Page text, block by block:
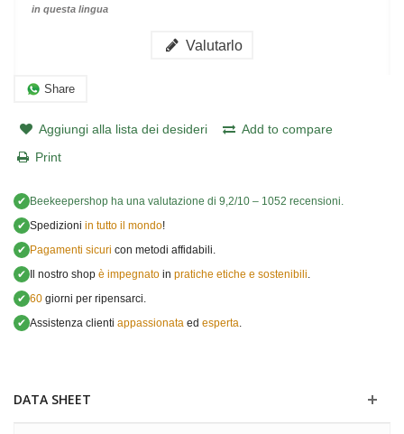
in questa lingua
Valutarlo
Share
Aggiungi alla lista dei desideri
Add to compare
Print
✔ Beekeepershop ha una valutazione di 9,2/10 – 1052 recensioni.
✔ Spedizioni in tutto il mondo!
✔ Pagamenti sicuri con metodi affidabili.
✔
Il nostro shop è impegnato in pratiche etiche e sostenibili.
✔ 60 giorni per ripensarci.
✔ Assistenza clienti appassionata ed esperta.
DATA SHEET